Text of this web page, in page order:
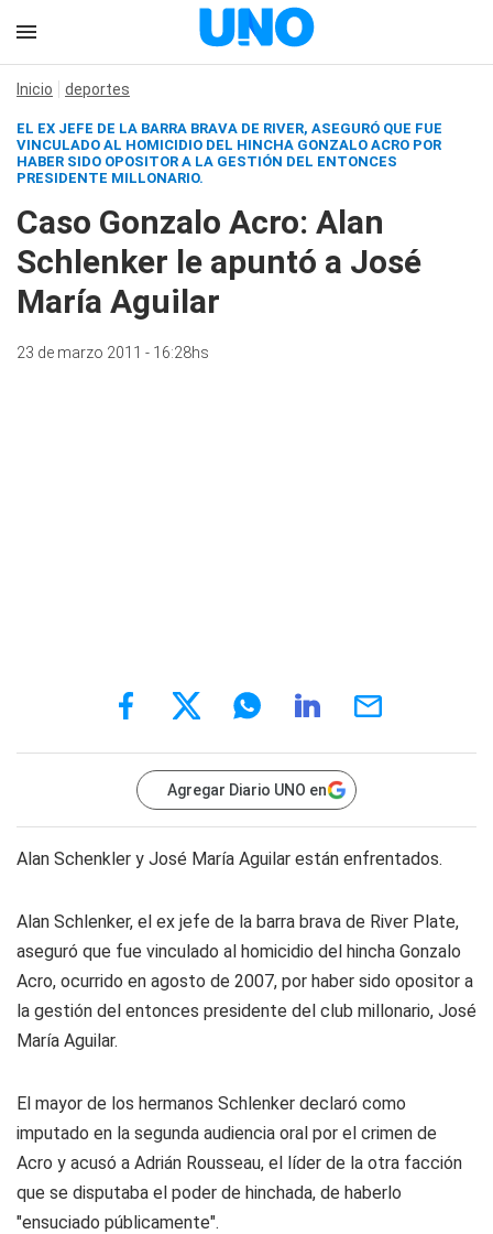
Inicio deportes
EL EX JEFE DE LA BARRA BRAVA DE RIVER, ASEGURÓ QUE FUE
VINCULADO AL HOMICIDIO DEL HINCHA GONZALO ACRO POR
HABER SIDO OPOSITOR A LA GESTIÓN DEL ENTONCES
PRESIDENTE MILLONARIO.
Caso Gonzalo Acro: Alan
Schlenker le apuntó a José
María Aguilar
23 de marzo 2011 - 16:28hs
Agregar Diario UNO en
Alan Schenkler y José María Aguilar están enfrentados.
Alan Schlenker, el ex jefe de la barra brava de River Plate,
aseguró que fue vinculado al homicidio del hincha Gonzalo
Acro, ocurrido en agosto de 2007, por haber sido opositor a
la gestión del entonces presidente del club millonario, José
María Aguilar.
El mayor de los hermanos Schlenker declaró como
imputado en la segunda audiencia oral por el crimen de
Acro y acusó a Adrián Rousseau, el líder de la otra facción
que se disputaba el poder de hinchada, de haberlo
"ensuciado públicamente".